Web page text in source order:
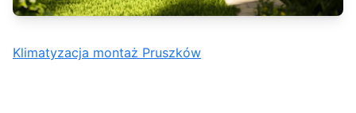
Klimatyzacja montaż Pruszków